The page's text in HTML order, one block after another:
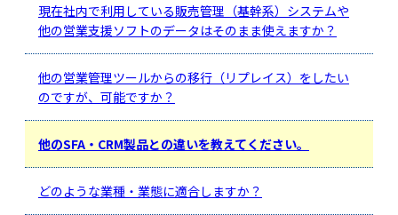
現在社内で利用している販売管理（基幹系）システムや
他の営業支援ソフトのデータはそのまま使えますか？
他の営業管理ツールからの移行（リプレイス）をしたい
のですが、可能ですか？
他のSFA・CRM製品との違いを教えてください。
どのような業種・業態に適合しますか？